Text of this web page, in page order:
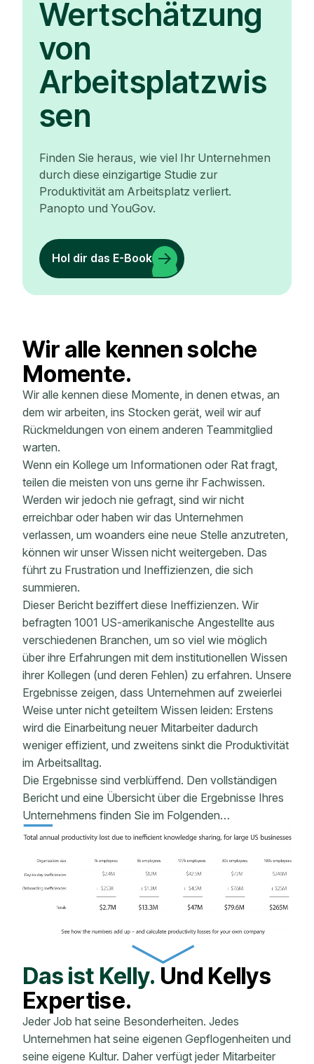
Wertschätzung
von
Arbeitsplatzwis
sen
Finden Sie heraus, wie viel Ihr Unternehmen
durch diese einzigartige Studie zur
Produktivität am Arbeitsplatz verliert.
Panopto und YouGov.
Hol dir das E-Book
Wir alle kennen solche
Momente.
Wir alle kennen diese Momente, in denen etwas, an
dem wir arbeiten, ins Stocken gerät, weil wir auf
Rückmeldungen von einem anderen Teammitglied
warten.
Wenn ein Kollege um Informationen oder Rat fragt,
teilen die meisten von uns gerne ihr Fachwissen.
Werden wir jedoch nie gefragt, sind wir nicht
erreichbar oder haben wir das Unternehmen
verlassen, um woanders eine neue Stelle anzutreten,
können wir unser Wissen nicht weitergeben. Das
führt zu Frustration und Ineffizienzen, die sich
summieren.
Dieser Bericht beziffert diese Ineffizienzen. Wir
befragten 1001 US-amerikanische Angestellte aus
verschiedenen Branchen, um so viel wie möglich
über ihre Erfahrungen mit dem institutionellen Wissen
ihrer Kollegen (und deren Fehlen) zu erfahren. Unsere
Ergebnisse zeigen, dass Unternehmen auf zweierlei
Weise unter nicht geteiltem Wissen leiden: Erstens
wird die Einarbeitung neuer Mitarbeiter dadurch
weniger effizient, und zweitens sinkt die Produktivität
im Arbeitsalltag.
Die Ergebnisse sind verblüffend. Den vollständigen
Bericht und eine Übersicht über die Ergebnisse Ihres
Unternehmens finden Sie im Folgenden…
Das ist Kelly. Und Kellys
Expertise.
Jeder Job hat seine Besonderheiten. Jedes
Unternehmen hat seine eigenen Gepflogenheiten und
seine eigene Kultur. Daher verfügt jeder Mitarbeiter